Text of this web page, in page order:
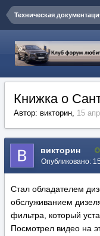
Техническая
Книжка о
Автор: викторин, 15
викторин
Опубликовано:
Стал обладателем
обслуживанием
фильтра, который
Посмотрел видео на